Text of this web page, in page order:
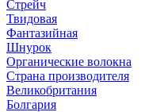
Стрейч
Твидовая
Фантазийная
Шнурок
Органические волокна
Страна производителя
Великобритания
Болгария